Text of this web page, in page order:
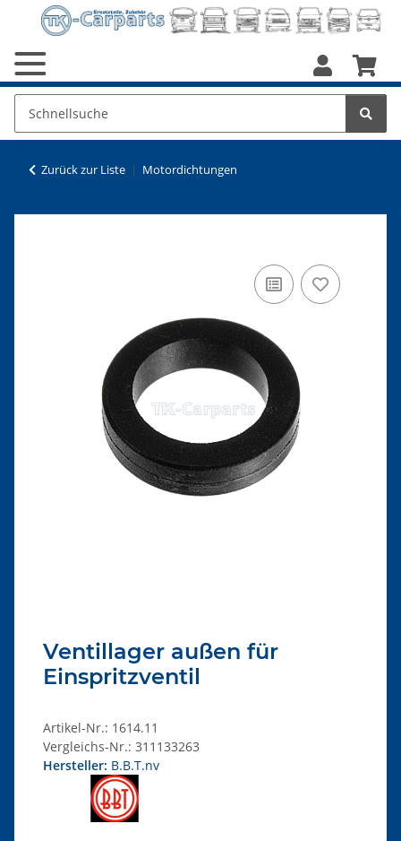
Zurück zur Liste Motordichtungen
Ventillager außen für
Einspritzventil
Artikel-Nr.: 1614.11
Vergleichs-Nr.: 311133263
Hersteller: B.B.T.nv